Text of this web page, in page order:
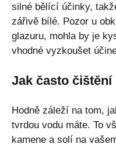
silné bělící účinky,
zářivě bílé. Pozor u
glazuru, mohla by je
vhodné vyzkoušet
Jak často čištění
Hodně záleží na tom,
tvrdou vodu máte. To
kamene a solí na